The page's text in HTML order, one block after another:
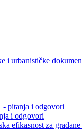
i urbanističke
- pitanja i odgovori
i odgovori
efikasnost za